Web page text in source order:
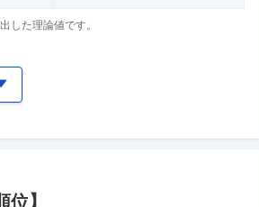
した理論値です。
位】